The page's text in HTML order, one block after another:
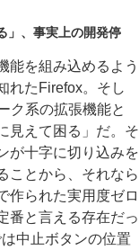
」、事実上の開発停
を組み込めるよう
れたFirefox。そし
ク系の拡張機能と
見えて困る」だ。そ
が十字に切り込みを
ことから、それなら
作られた実用度ゼロ
番と言える存在だっ
中止ボタンの位置